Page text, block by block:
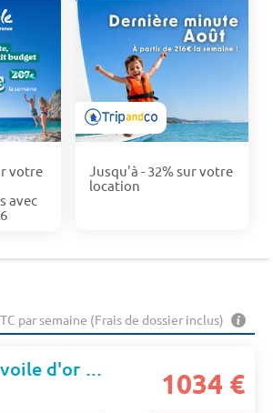
votre
avec
Jusqu'à - 32% sur votre
location
par semaine (Frais de dossier inclus)
Résidence Pierre & Vacances La voile d'or
★★★ 1034 €